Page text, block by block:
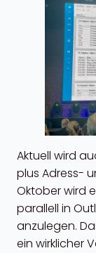
Aktuell wird
plus Adress-
Oktober wird
parallell in
anzulegen.
ein wirklicher